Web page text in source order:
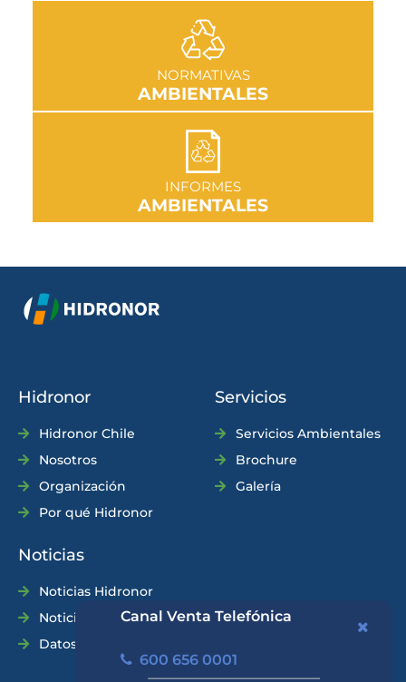
Canal Venta Telefónica
600 656 0001
NORMATIVAS
AMBIENTALES
IR A SECCIÓN
INFORMES
AMBIENTALES
IR A SECCIÓN
Hidronor
Hidronor Chile
Nosotros
Organización
Por qué Hidronor
Servicios
Servicios Ambientales
Brochure
Galería
Noticias
Noticias Hidronor
Noticias Industria
Datos Prácticos